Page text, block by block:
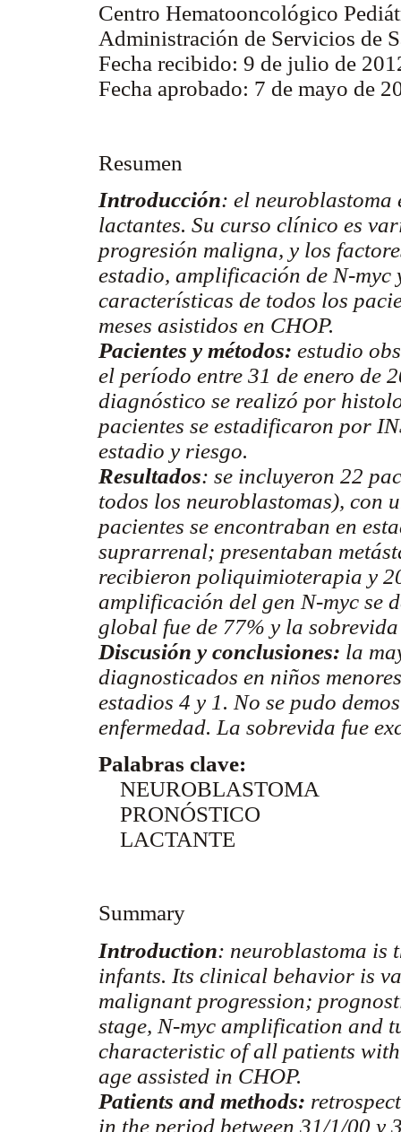
Centro Hematooncológico
Administración de Servicios de
Fecha recibido: 9 de julio de
Fecha aprobado: 7 de mayo de
Resumen
Introducción: el neuroblastoma
lactantes. Su curso clínico es
progresión maligna, y los
estadio, amplificación de N-
características de todos los
meses asistidos en CHOP.
Pacientes y métodos: estudio
el período entre 31 de enero de
diagnóstico se realizó por
pacientes se estadificaron por
estadio y riesgo.
Resultados: se incluyeron 22
todos los neuroblastomas), con
pacientes se encontraban en
suprarrenal; presentaban
recibieron poliquimioterapia y
amplificación del gen N-myc se
global fue de 77% y la
Discusión y conclusiones: la
diagnosticados en niños
estadios 4 y 1. No se pudo
enfermedad. La sobrevida fue
Palabras clave:
NEUROBLASTOMA
PRONÓSTICO
LACTANTE
Summary
Introduction: neuroblastoma is
infants. Its clinical behavior is
malignant progression;
stage, N-myc amplification and
characteristic of all patients
age assisted in CHOP.
Patients and methods:
in the period between 31/1/00 y